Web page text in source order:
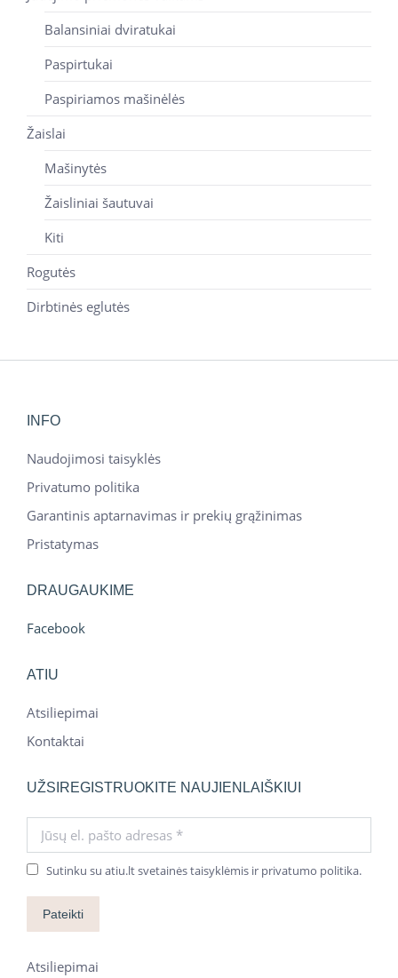
Balansiniai dviratukai
Paspirtukai
Paspiriamos mašinėlės
Žaislai
Mašinytės
Žaisliniai šautuvai
Kiti
Rogutės
Dirbtinės eglutės
INFO
Naudojimosi taisyklės
Privatumo politika
Garantinis aptarnavimas ir prekių grąžinimas
Pristatymas
DRAUGAUKIME
Facebook
ATIU
Atsiliepimai
Kontaktai
UŽSIREGISTRUOKITE NAUJIENLAIŠKIUI
Jūsų el. pašto adresas *
Sutinku su atiu.lt svetainės taisyklėmis ir privatumo politika.
Pateikti
Atsiliepimai